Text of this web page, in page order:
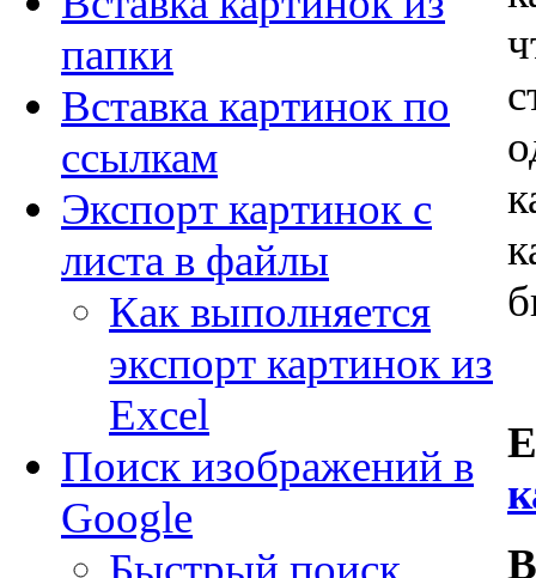
папки
Вставка картинок по
ссылкам
Экспорт картинок с
листа в файлы
Как выполняется
экспорт картинок из
Excel
Поиск изображений в
Google